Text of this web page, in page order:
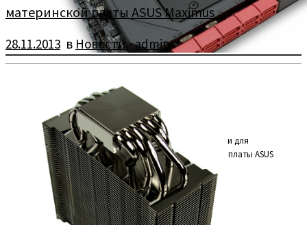
Компания EK Water Blocks представила водоблоки для
подсистемы питания и чипсета для материнской платы ASUS
Maximus VI Formula.
материнской платы ASUS Maximus ...
28.11.2013 в Новости-admin